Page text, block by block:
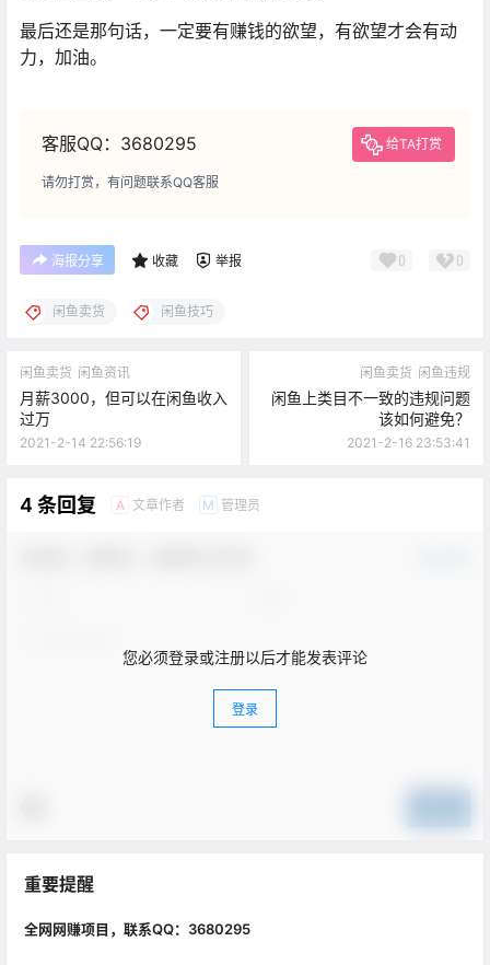
最后还是那句话，一定要有赚钱的欲望，有欲望才会有动
力，加油。
客服QQ：3680295 给TA打赏
请勿打赏，有问题联系QQ客服
海报分享 收藏 举报 0 0
闲鱼卖货 闲鱼技巧
闲鱼卖货 闲鱼资讯
月薪3000，但可以在闲鱼收入
过万
2021-2-14 22:56:19
闲鱼卖货 闲鱼违规
闲鱼上类目不一致的违规问题
该如何避免？
2021-2-16 23:53:41
4 条回复 A 文章作者 M 管理员
您必须登录或注册以后才能发表评论
登录
重要提醒
全网网赚项目，联系QQ：3680295